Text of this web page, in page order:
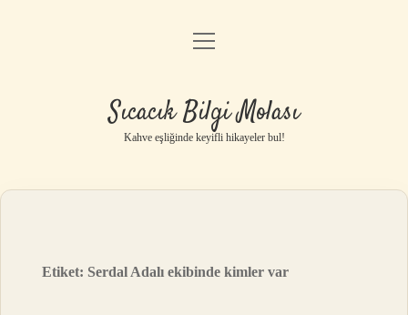
Anasayfa
Yasal Uyarı
menüyü
Sıcacık Bilgi Molası
Kahve eşliğinde keyifli hikayeler bul!
Etiket: Serdal Adalı ekibinde kimler var